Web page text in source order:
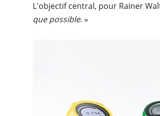
L'objectif central, pour Rainer
que possible. »